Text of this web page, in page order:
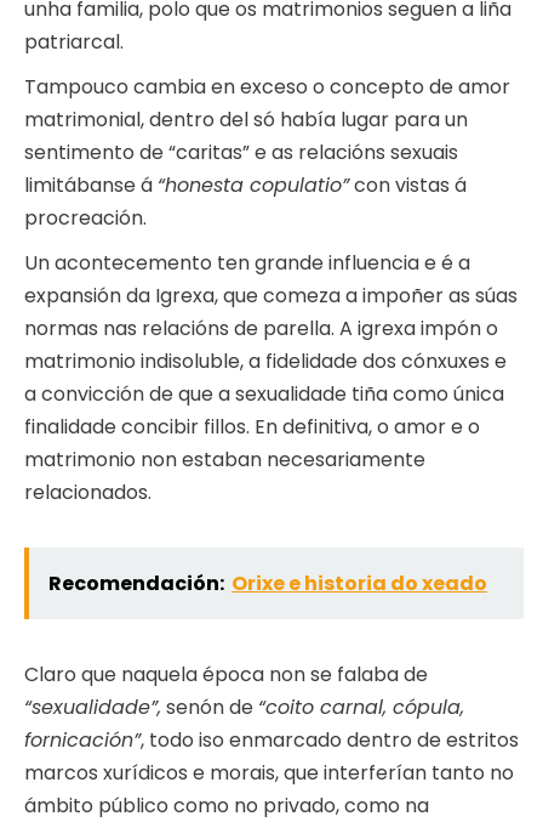
unha familia, polo que os matrimonios seguen a liña
patriarcal.
Tampouco cambia en exceso o concepto de amor
matrimonial, dentro del só había lugar para un
sentimento de “caritas” e as relacións sexuais
limitábanse á “honesta copulatio”con vistas á
procreación.
Un acontecemento ten grande influencia e é a
expansión da Igrexa, que comeza a impoñer as súas
normas nas relacións de parella. A igrexa impón o
matrimonio indisoluble, a fidelidade dos cónxuxes e
a convicción de que a sexualidade tiña como única
finalidade concibir fillos. En definitiva, o amor e o
matrimonio non estaban necesariamente
relacionados.
Recomendación: Orixe e historia do xeado
Claro que naquela época non se falaba de
“sexualidade”, senón de “coito carnal, cópula,
fornicación”, todo iso enmarcado dentro de estritos
marcos xurídicos e morais, que interferían tanto no
ámbito público como no privado, como na